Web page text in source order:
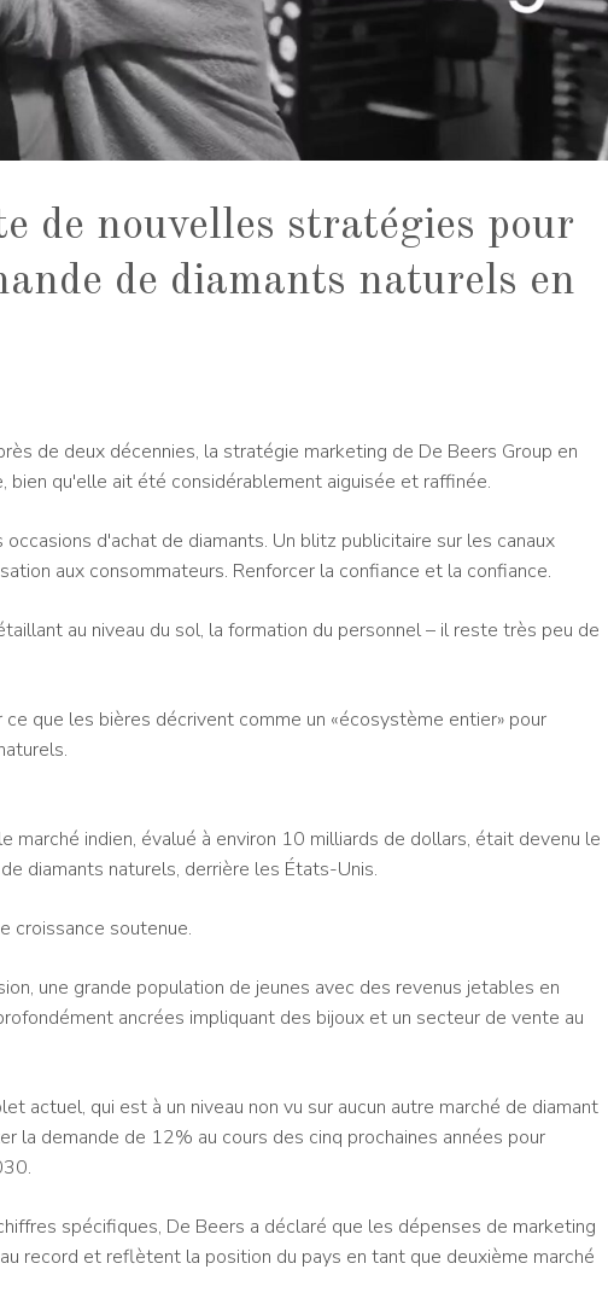
de nouvelles stratégies pour
de diamants naturels en
de deux décennies, la stratégie marketing de De Beers Group en
bien qu'elle ait été considérablement aiguisée et raffinée.
d'achat de diamants. Un blitz publicitaire sur les canaux
aux consommateurs. Renforcer la confiance et la confiance.
au niveau du sol, la formation du personnel – il reste très peu de
que les bières décrivent comme un «écosystème entier» pour
marché indien, évalué à environ 10 milliards de dollars, était devenu le
diamants naturels, derrière les États-Unis.
croissance soutenue.
une grande population de jeunes avec des revenus jetables en
ancrées impliquant des bijoux et un secteur de vente au
actuel, qui est à un niveau non vu sur aucun autre marché de diamant
la demande de 12% au cours des cinq prochaines années pour
spécifiques, De Beers a déclaré que les dépenses de marketing
record et reflètent la position du pays en tant que deuxième marché